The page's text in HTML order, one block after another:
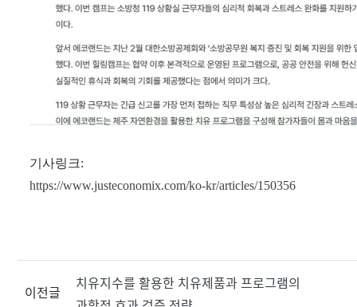
기사링크:
https://www.justeconomix.com/ko-kr/articles/150356
이전글
치유지수를 활용한 치유제품과 프로그램의